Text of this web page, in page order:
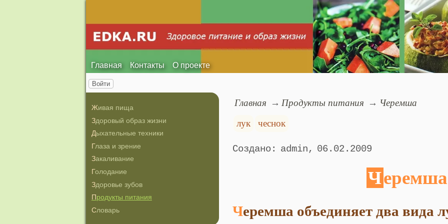
Главная Контакты О проекте
Войти
Живая пища
Здоровый образ жизни
Дыхательные техники
Глаза и зрение
Закаливание
Голодание
Здоровье зубов
Продукты питания
Словарь
Главная Продукты питания
Черемша
лук
чеснок
admin 06.02.2009
Черемша
Черемша объединяет два вида